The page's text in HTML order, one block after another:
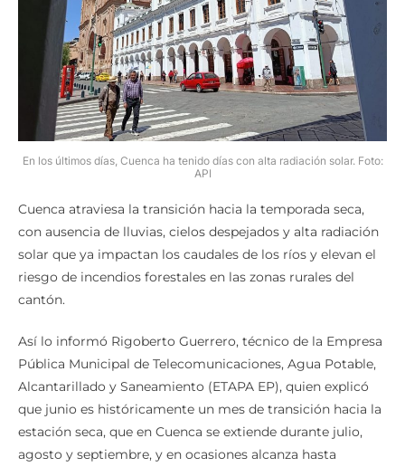
En los últimos días, Cuenca ha tenido días con alta radiación solar. Foto:
API
Cuenca atraviesa la transición hacia la temporada seca,
con ausencia de lluvias, cielos despejados y alta radiación
solar que ya impactan los caudales de los ríos y elevan el
riesgo de incendios forestales en las zonas rurales del
cantón.
Así lo informó Rigoberto Guerrero, técnico de la Empresa
Pública Municipal de Telecomunicaciones, Agua Potable,
Alcantarillado y Saneamiento (ETAPA EP), quien explicó
que junio es históricamente un mes de transición hacia la
estación seca, que en Cuenca se extiende durante julio,
agosto y septiembre, y en ocasiones alcanza hasta